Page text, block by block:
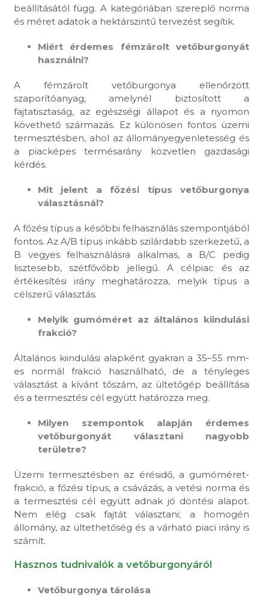
beállításától függ. A kategóriában szereplő norma
és méret adatok a hektárszintű tervezést segítik.
Miért érdemes fémzárolt vetőburgonyát
használni?
A fémzárolt vetőburgonya ellenőrzött
szaporítóanyag, amelynél biztosított a
fajtatisztaság, az egészségi állapot és a nyomon
követhető származás. Ez különösen fontos üzemi
termesztésben, ahol az állományegyenletesség és
a piacképes termésarány közvetlen gazdasági
kérdés.
Mit jelent a főzési típus vetőburgonya
választásnál?
A főzési típus a későbbi felhasználás szempontjából
fontos. Az A/B típus inkább szilárdabb szerkezetű, a
B vegyes felhasználásra alkalmas, a B/C pedig
lisztesebb, szétfővőbb jellegű. A célpiac és az
értékesítési irány meghatározza, melyik típus a
célszerű választás.
Melyik gumóméret az általános kiindulási
frakció?
Általános kiindulási alapként gyakran a 35–55 mm-
es normál frakció használható, de a tényleges
választást a kívánt tőszám, az ültetőgép beállítása
és a termesztési cél együtt határozza meg.
Milyen szempontok alapján érdemes
vetőburgonyát választani nagyobb
területre?
Üzemi termesztésben az érésidő, a gumóméret-
frakció, a főzési típus, a csávázás, a vetési norma és
a termesztési cél együtt adnak jó döntési alapot.
Nem elég csak fajtát választani; a homogén
állomány, az ültethetőség és a várható piaci irány is
számít.
Hasznos tudnivalók a vetőburgonyáról
Vetőburgonya tárolása